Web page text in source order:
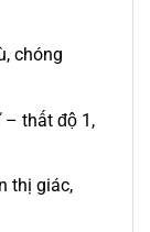
chóng
– thất độ 1,
thị giác,